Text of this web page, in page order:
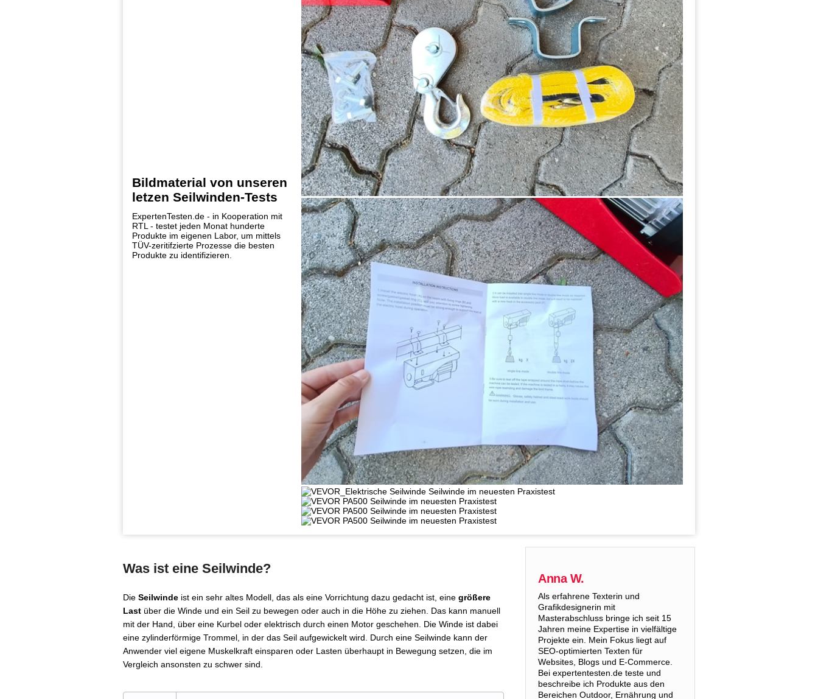
Bildmaterial von unseren
letzen Seilwinden-Tests
ExpertenTesten.de - in Kooperation mit
RTL - testet jeden Monat hunderte
Produkte im eigenen Labor, um mittels
TÜV-zeritifzierte Prozesse die besten
Produkte zu identifizieren.
Was ist eine Seilwinde?
Die Seilwinde ist ein sehr altes Modell, das als eine Vorrichtung dazu gedacht ist, eine größere
Last über die Winde und ein Seil zu bewegen oder auch in die Höhe zu ziehen. Das kann manuell
mit der Hand, über eine Kurbel oder elektrisch durch einen Motor geschehen. Die Winde ist dabei
eine zylinderförmige Trommel, in der das Seil aufgewickelt wird. Durch eine Seilwinde kann der
Anwender viel eigene Muskelkraft einsparen oder Lasten überhaupt in Bewegung setzen, die im
Vergleich ansonsten zu schwer sind.
Anna W.
Als erfahrene Texterin und
Grafikdesignerin mit
Masterabschluss bringe ich seit 15
Jahren meine Expertise in vielfältige
Projekte ein. Mein Fokus liegt auf
SEO-optimierten Texten für
Websites, Blogs und E-Commerce.
Bei expertentesten.de teste und
beschreibe ich Produkte aus den
Bereichen Outdoor, Ernährung und